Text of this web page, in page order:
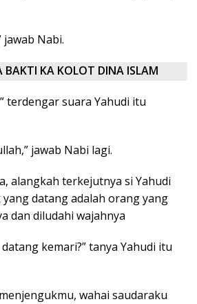
jawab Nabi.
BAKTI KA KOLOT DINA ISLAM
terdengar suara Yahudi itu
jawab Nabi lagi.
alangkah terkejutnya si Yahudi
datang adalah orang yang
dan diludahi wajahnya
kemari?” tanya Yahudi itu
wahai saudaraku